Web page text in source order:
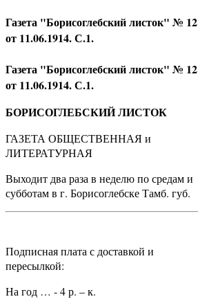
Газета "Борисоглебский листок" № 12
от 11.06.1914. С.1.
Газета "Борисоглебский листок" № 12
от 11.06.1914. С.1.
БОРИСОГЛЕБСКИЙ ЛИСТОК
ГАЗЕТА ОБЩЕСТВЕННАЯ и
ЛИТЕРАТУРНАЯ
Выходит два раза в неделю по средам и
субботам в г. Борисоглебске Тамб. губ.
Подписная плата с доставкой и
пересылкой:
На год … - 4 р. – к.